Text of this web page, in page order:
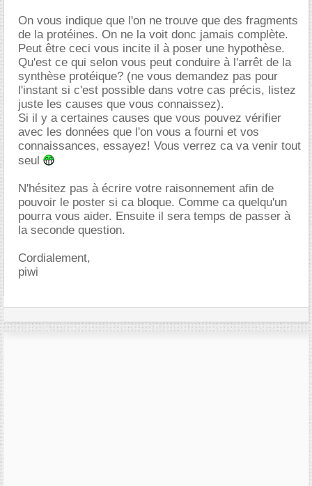
On vous indique que l'on ne trouve que des fragments
de la protéines. On ne la voit donc jamais complète.
Peut être ceci vous incite il à poser une hypothèse.
Qu'est ce qui selon vous peut conduire à l'arrêt de la
synthèse protéique? (ne vous demandez pas pour
l'instant si c'est possible dans votre cas précis, listez
juste les causes que vous connaissez).
Si il y a certaines causes que vous pouvez vérifier
avec les données que l'on vous a fourni et vos
connaissances, essayez! Vous verrez ca va venir tout
seul
N'hésitez pas à écrire votre raisonnement afin de
pouvoir le poster si ca bloque. Comme ca quelqu'un
pourra vous aider. Ensuite il sera temps de passer à
la seconde question.
Cordialement,
piwi